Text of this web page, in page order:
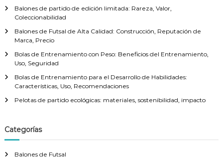
f
r
Balones de partido de edición limitada: Rareza, Valor,
Coleccionabilidad
Balones de Futsal de Alta Calidad: Construcción, Reputación de
Marca, Precio
Bolas de Entrenamiento con Peso: Beneficios del Entrenamiento,
Uso, Seguridad
Bolas de Entrenamiento para el Desarrollo de Habilidades:
Características, Uso, Recomendaciones
Pelotas de partido ecológicas: materiales, sostenibilidad, impacto
Categorías
Balones de Futsal